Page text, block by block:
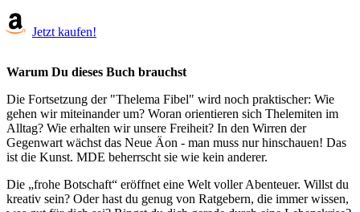
Jetzt kaufen!
Warum Du dieses Buch brauchst
Die Fortsetzung der "Thelema Fibel" wird noch praktischer: Wie
gehen wir miteinander um? Woran orientieren sich Thelemiten im
Alltag? Wie erhalten wir unsere Freiheit? In den Wirren der
Gegenwart wächst das Neue Äon - man muss nur hinschauen! Das
ist die Kunst. MDE beherrscht sie wie kein anderer.
Die „frohe Botschaft“ eröffnet eine Welt voller Abenteuer. Willst du
kreativ sein? Oder hast du genug von Ratgebern, die immer wissen,